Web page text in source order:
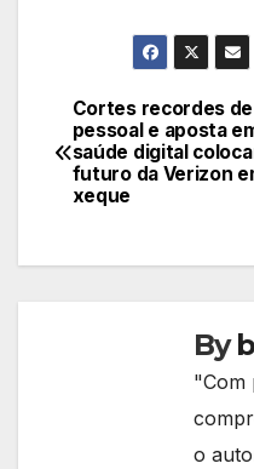
de
Post
Cortes recordes de
pessoal e aposta
saúde digital
futuro da Verizon
xeque
By
"Com
o